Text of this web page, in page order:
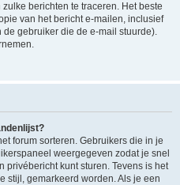
berichten te traceren. Het beste
van het bericht e-mailen, inclusief
gebruiker die de e-mail stuurde).
forum sorteren. Gebruikers die in je
weergegeven zodat je snel
privébericht kunt sturen. Tevens is het
stijl, gemarkeerd worden. Als je een